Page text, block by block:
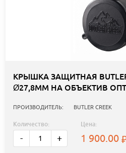
КРЫШКА ЗАЩИТНАЯ BUTLER
Ø27,8ММ НА ОБЪЕКТИВ
ПРОИЗВОДИТЕЛЬ: BUTLER CREEK
Количество:
- +
Цена:
1 900.00